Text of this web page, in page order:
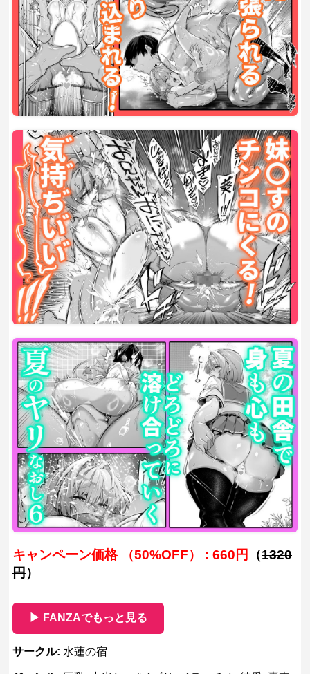
キャンペーン価格 （50%OFF） : 660円 （1320
円）
▶ FANZAでもっと見る
サークル: 水蓮の宿